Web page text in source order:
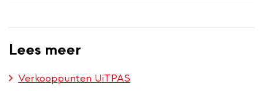
Lees meer
Verkooppunten UiTPAS